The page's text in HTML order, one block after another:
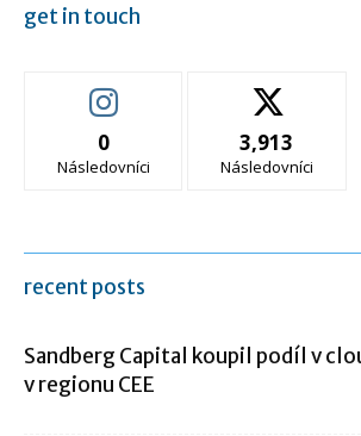
get in touch
0
Následovníci
3,913
Následovníci
recent posts
Sandberg Capital koupil podíl v
v regionu CEE